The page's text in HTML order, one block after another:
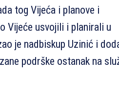
tog Vijeća i planove i
Vijeće usvojili i planirali u
je nadbiskup Uzinić i
podrške ostanak na